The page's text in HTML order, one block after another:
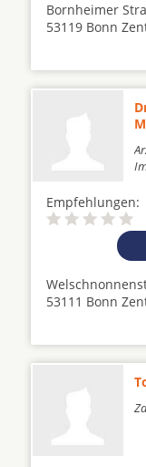
Bornheimer
53119 Bonn
Empfehlungen:
53111 Bonn